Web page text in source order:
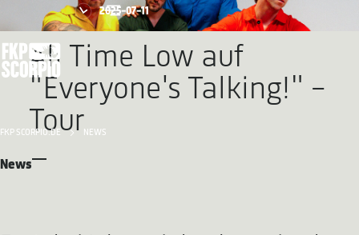
FKP SCORPIO.DE NEWS
2025-07-11
All Time Low auf
"Everyone's Talking!" -
Tour
News